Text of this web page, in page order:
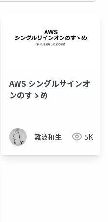
ンダー
AWS シングルサインオ
ンのすゝめ
難波和生 5K